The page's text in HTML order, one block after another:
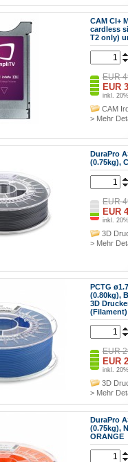
> Mehr
CAM CI+
cardless
T2 only)
EUR
EUR
inkl.
CAM
> Mehr
DuraPro
(0.75kg),
EUR
EUR
inkl.
3D
> Mehr
PCTG
(0.80kg),
3D
(Filament)
EUR
EUR
inkl.
3D
> Mehr
DuraPro
(0.75kg),
ORANGE